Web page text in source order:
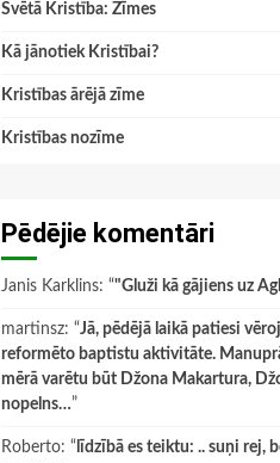
Svētā Kristība: Zīmes
Kā jānotiek Kristībai?
Kristības ārējā zīme
Kristības nozīme
Pēdējie komentāri
Janis Karklins: “"Gluži kā gājiens uz
martinsz: “Jā, pēdējā laikā patiesi
reformēto baptistu aktivitāte.
mērā varētu būt Džona Makartura,
nopelns…”
Roberto: “ līdzībā es teiktu: .. suņi rej,